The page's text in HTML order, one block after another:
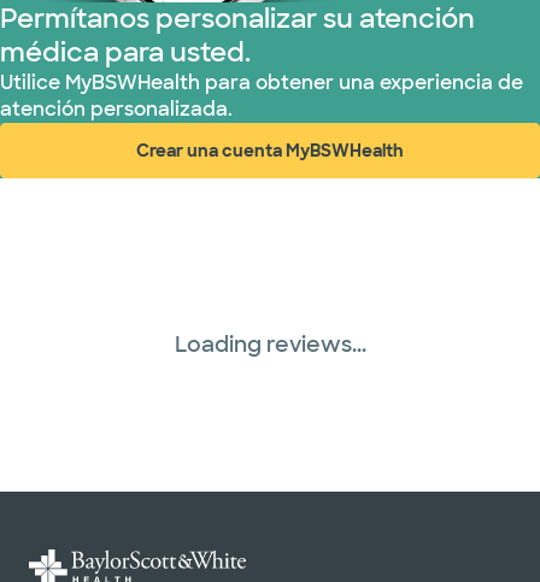
Permítanos personalizar su atención
médica para usted.
Utilice MyBSWHealth para obtener una experiencia de
atención personalizada.
Crear una cuenta MyBSWHealth
(abre en ventana nueva)
Loading reviews...